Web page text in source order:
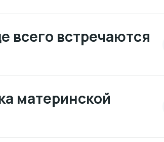
всего встречаются
материнской